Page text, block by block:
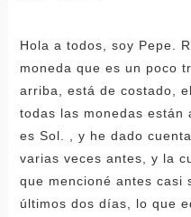
Hola a todos, soy Pepe.
moneda que es un poco
arriba, está de costado,
todas las monedas están
es Sol. , y he dado
varias veces antes, y la
que mencioné antes casi
últimos dos días, lo que